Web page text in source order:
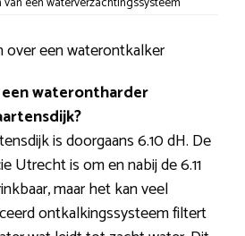
over een waterontkalker
waterontharder
is doorgaans 6.10 dH. De
Utrecht is om en nabij de 6.11
maar het kan veel
ontkalkingssysteem filtert